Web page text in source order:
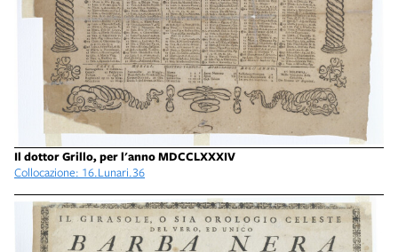
Il dottor Grillo, per l'anno MDCCLXXXIV
Collocazione: 16.Lunari.36